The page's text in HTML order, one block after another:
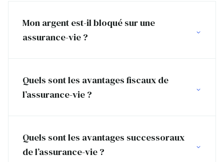
Mon argent est-il bloqué sur une
assurance-vie ?
Quels sont les avantages fiscaux de
l’assurance-vie ?
Quels sont les avantages successoraux
de l’assurance-vie ?